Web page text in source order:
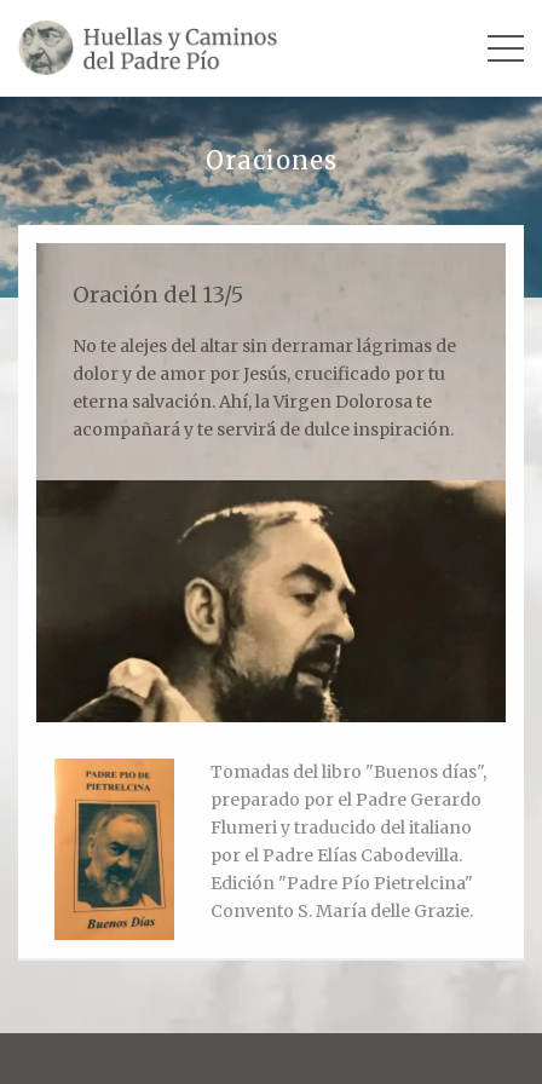
SU VIDA
Escultores
Revista «La Voz del Padre Pío»
Contar mi testimonio
Compartir un lugar
EL MILAGRO
El Milagro
Relación con Flia. Damiani
Galería y testimonios
Reliquias
Oraciones
Oración del 13/5
No te alejes del altar sin derramar lágrimas de
dolor y de amor por Jesús, crucificado por tu
eterna salvación. Ahí, la Virgen Dolorosa te
acompañará y te servirá de dulce inspiración.
Tomadas del libro "Buenos días",
preparado por el Padre Gerardo
Flumeri y traducido del italiano
por el Padre Elías Cabodevilla.
Edición "Padre Pío Pietrelcina"
Convento S. María delle Grazie.